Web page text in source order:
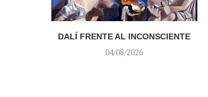
DALÍ FRENTE AL INCONSCIENTE
04/08/2026